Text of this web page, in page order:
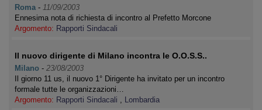
Roma - 11/09/2003
Ennesima nota di richiesta di incontro al Prefetto Morcone
Argomento: Rapporti Sindacali
Il nuovo dirigente di Milano incontra le O.O.S.S..
Milano - 23/08/2003
Il giorno 11 us, il nuovo 1° Dirigente ha invitato per un incontro
formale tutte le organizzazioni…
Argomento: Rapporti Sindacali , Lombardia